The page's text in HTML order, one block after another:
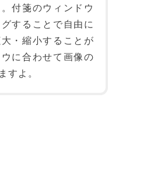
付箋のウィンドウ
することで自由に
・縮小することが
に合わせて画像の
すよ。